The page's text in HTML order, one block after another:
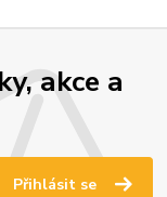
akce a
Přihlásit se